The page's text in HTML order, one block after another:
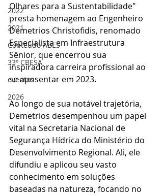
2022
2021
Conteúdo ABES
33º CBESA
eventos
2026
Olhares para a Sustentabilidade"
presta homenagem ao Engenheiro
Demetrios Christofidis, renomado
Especialista em Infraestrutura
Sênior, que encerrou sua
inspiradora carreira profissional ao
se aposentar em 2023.
Ao longo de sua notável trajetória,
Demetrios desempenhou um papel
vital na Secretaria Nacional de
Segurança Hídrica do Ministério do
Desenvolvimento Regional. Ali, ele
difundiu e aplicou seu vasto
conhecimento em soluções
baseadas na natureza, focando no